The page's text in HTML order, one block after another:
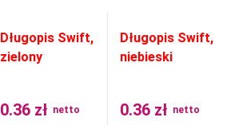
Długopis Swift,
zielony
0.36 zł netto
Długopis Swift,
niebieski
0.36 zł netto